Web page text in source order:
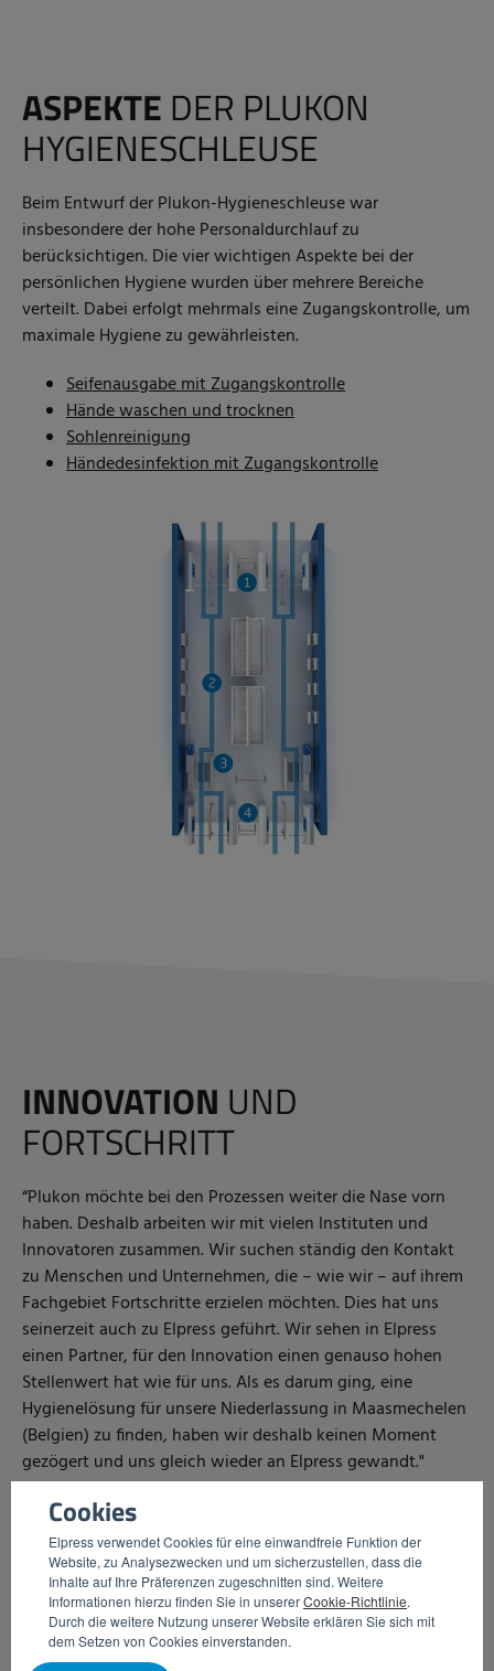
Cookies
Elpress verwendet Cookies für eine einwandfreie Funktion der
Website, zu Analysezwecken und um sicherzustellen, dass die
Inhalte auf Ihre Präferenzen zugeschnitten sind. Weitere
Informationen hierzu finden Sie in unsererCookie-Richtlinie.
Durch die weitere Nutzung unserer Website erklären Sie sich mit
dem Setzen von Cookies einverstanden.
ASPEKTE DER PLUKON
HYGIENESCHLEUSE
Beim Entwurf der Plukon-Hygieneschleuse war
insbesondere der hohe Personaldurchlauf zu
berücksichtigen. Die vier wichtigen Aspekte bei der
persönlichen Hygiene wurden über mehrere Bereiche
verteilt. Dabei erfolgt mehrmals eine Zugangskontrolle, um
maximale Hygiene zu gewährleisten.
Seifenausgabe mit Zugangskontrolle
Hände waschen und trocknen
Sohlenreinigung
Händedesinfektion mit Zugangskontrolle
INNOVATION UND
FORTSCHRITT
“Plukon möchte bei den Prozessen weiter die Nase vorn
haben. Deshalb arbeiten wir mit vielen Instituten und
Innovatoren zusammen. Wir suchen ständig den Kontakt
zu Menschen und Unternehmen, die – wie wir – auf ihrem
Fachgebiet Fortschritte erzielen möchten. Dies hat uns
seinerzeit auch zu Elpress geführt. Wir sehen in Elpress
einen Partner, für den Innovation einen genauso hohen
Stellenwert hat wie für uns. Als es darum ging, eine
Hygienelösung für unsere Niederlassung in Maasmechelen
(Belgien) zu finden, haben wir deshalb keinen Moment
gezögert und uns gleich wieder an Elpress gewandt."
– Marcel van den Heuvel, Plukon Food Group –